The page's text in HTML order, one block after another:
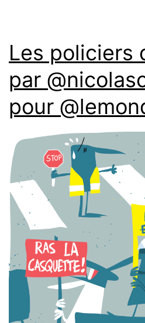
Les policiers
par
pour